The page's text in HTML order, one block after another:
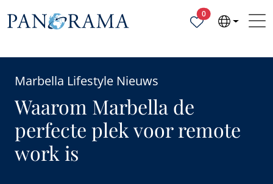
0Geselecteerde
Marbella Lifestyle Nieuws
Waarom Marbella de
perfecte plek voor remote
work is